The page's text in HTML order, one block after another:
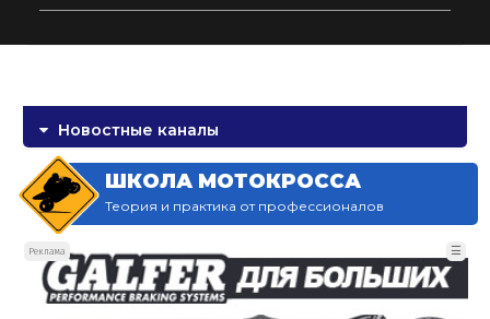
Новостные каналы
ШКОЛА МОТОКРОССА
Теория и практика от профессионалов
Реклама ☰